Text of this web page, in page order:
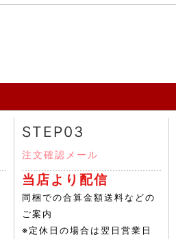
STEP03
注文確認メール
当店より配信
同梱での合算金額送料などの
ご案内
※定休日の場合は翌日営業日